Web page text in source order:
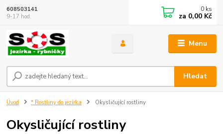
Menu
Hledat
608503141
9-17 hod.
0 ks
za 0,00 Kč
Úvod * Rostliny do jezírka Okysličující rostliny
Okysličující rostliny